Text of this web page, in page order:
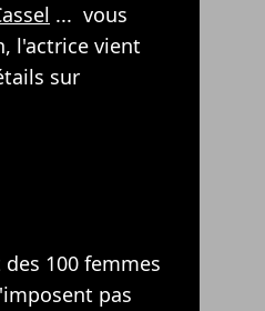
... vous
l'actrice vient
sur
100 femmes
pas